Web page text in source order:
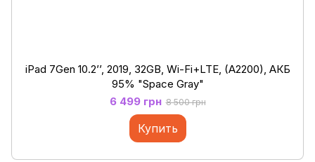
iPad 7Gen 10.2’’, 2019, 32GB, Wi-Fi+LTE, (A2200), АКБ
95% "Space Gray"
6 499 грн 8 500 грн
Купить